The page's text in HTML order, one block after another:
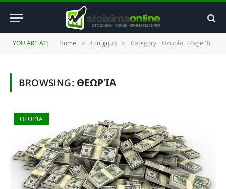
YOU ARE AT: Home » Στοίχημα » Category: "Θεωρία" (Page 3)
BROWSING: ΘΕΩΡΊΑ
ΘΕΩΡΊΑ